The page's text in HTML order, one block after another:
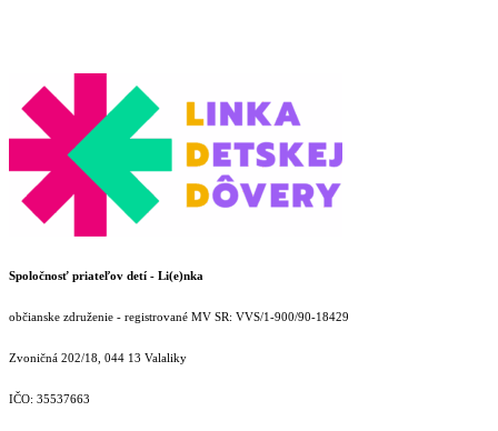
Spoločnosť priateľov detí - Li(e)nka
občianske združenie - registrované MV SR: VVS/1-900/90-18429
Zvoničná 202/18, 044 13 Valaliky
IČO: 35537663